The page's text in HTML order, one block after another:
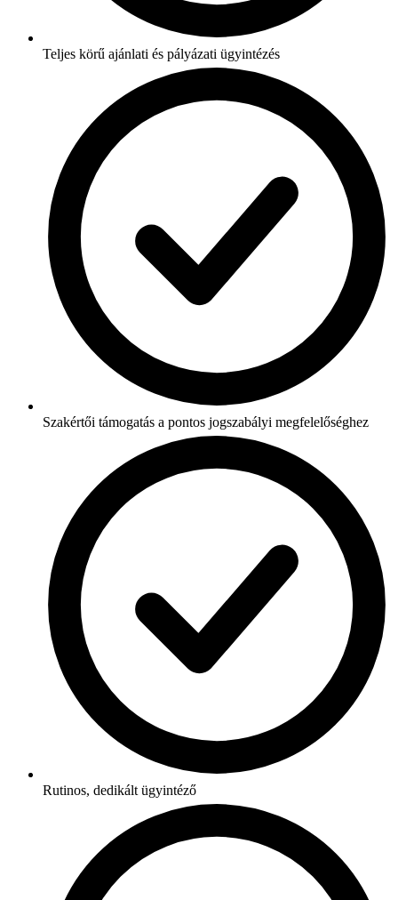
Teljes körű ajánlati és pályázati ügyintézés
Szakértői támogatás a pontos jogszabályi megfelelőséghez
Rutinos, dedikált ügyintéző